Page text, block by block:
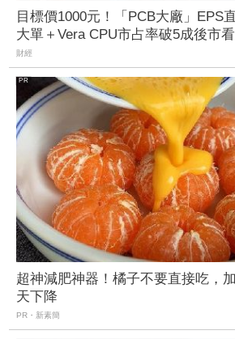
目標價1000元！「PCB大廠」
大單＋Vera CPU市占率破5成後市
財經
超神減肥神器！橘子不要直接吃，
天下降
PR・新素簡